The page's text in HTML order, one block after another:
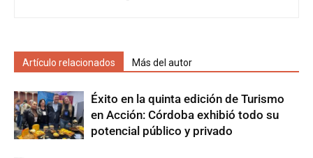
Artículo relacionados Más del autor
Éxito en la quinta edición de Turismo
en Acción: Córdoba exhibió todo su
potencial público y privado